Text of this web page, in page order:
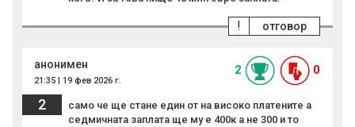
отговор
!
анонимен
21:35 | 19 фев 2026 г.
2 0
2
само че ще стане един от на високо платените а
седмичната заплата ще му е 400к а не 300 и то